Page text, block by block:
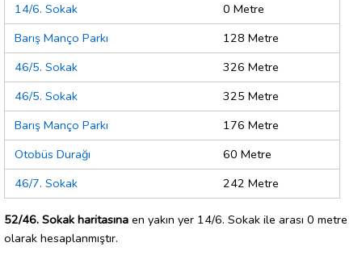
14/6. Sokak
0 Metre
Barış Manço Parkı
128 Metre
46/5. Sokak
326 Metre
46/5. Sokak
325 Metre
Barış Manço Parkı
176 Metre
Otobüs Durağı
60 Metre
46/7. Sokak
242 Metre
52/46. Sokak haritasına en yakın yer 14/6. Sokak ile arası 0 metre
olarak hesaplanmıştır.